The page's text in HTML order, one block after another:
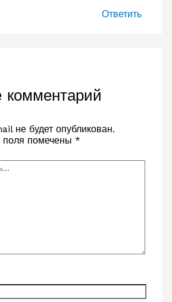
Ответить
комментарий
не будет опубликован.
поля помечены *